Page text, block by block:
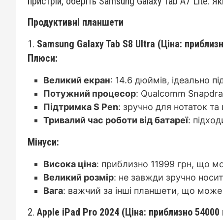
Продуктивні планшети
1. Samsung Galaxy Tab S8 Ultra (Ціна:
Плюси:
Великий екран: 14.6 дюймів, ідеально
Потужний процесор: Qualcomm
Підтримка S Pen: зручно для нотаток
Тривалий час роботи від батареї:
Мінуси:
Висока ціна: приблизно 11999 грн, що
Великий розмір: не завжди зручно
Вага: важчий за інші планшети, що
2. Apple iPad Pro 2024 (Ціна: приблизно 54000